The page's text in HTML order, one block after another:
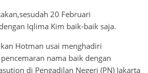
20 Februari
Iqlima Kim baik-baik saja.
Hotman usai menghadiri
nama baik dengan
di Pengadilan Negeri (PN) Jakarta